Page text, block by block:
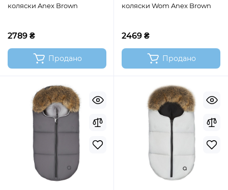
коляски Anex Brown
2789 ₴
Продано
коляски Wom Anex Brown
2469 ₴
Продано